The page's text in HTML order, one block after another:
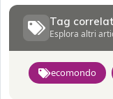
Tag
Esplora altri
ecomondo